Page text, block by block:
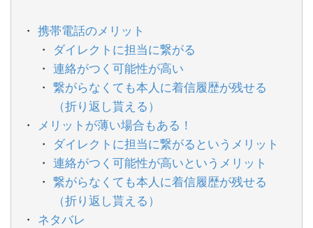
携帯電話のメリット
ダイレクトに担当に繋がる
連絡がつく可能性が高い
繋がらなくても本人に着信履歴が残せる
（折り返し貰える）
メリットが薄い場合もある！
ダイレクトに担当に繋がるというメリット
連絡がつく可能性が高いというメリット
繋がらなくても本人に着信履歴が残せる
（折り返し貰える）
ネタバレ